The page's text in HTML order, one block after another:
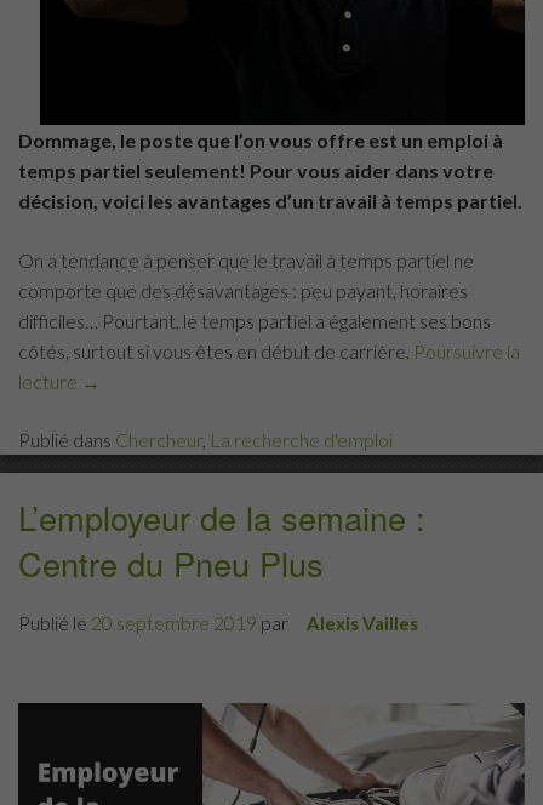
Dommage, le poste que l’on vous offre est un emploi à
temps partiel seulement! Pour vous aider dans votre
décision, voici les avantages d’un travail à temps partiel.
On a tendance à penser que le travail à temps partiel ne
comporte que des désavantages : peu payant, horaires
difficiles… Pourtant, le temps partiel a également ses bons
côtés, surtout si vous êtes en début de carrière. Poursuivre la
lecture « 3
à
travailler
temps
partiel »
→
Publié dans Chercheur, La recherche d'emploi
L’employeur de la semaine :
Centre du Pneu Plus
Publié le 20 septembre 2019 par Alexis Vailles